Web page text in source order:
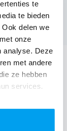
te
te bieden
delen we
onze
analyse. Deze
met andere
ze hebben
services.
Stalleke?
dat is
komt. Maar
wil je